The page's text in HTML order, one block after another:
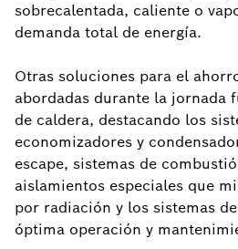
sobrecalentada, caliente o
demanda total de energía.
Otras soluciones para el
abordadas durante la jornada
de caldera, destacando los
economizadores y
escape, sistemas de
aislamientos especiales que
por radiación y los sistemas
óptima operación y